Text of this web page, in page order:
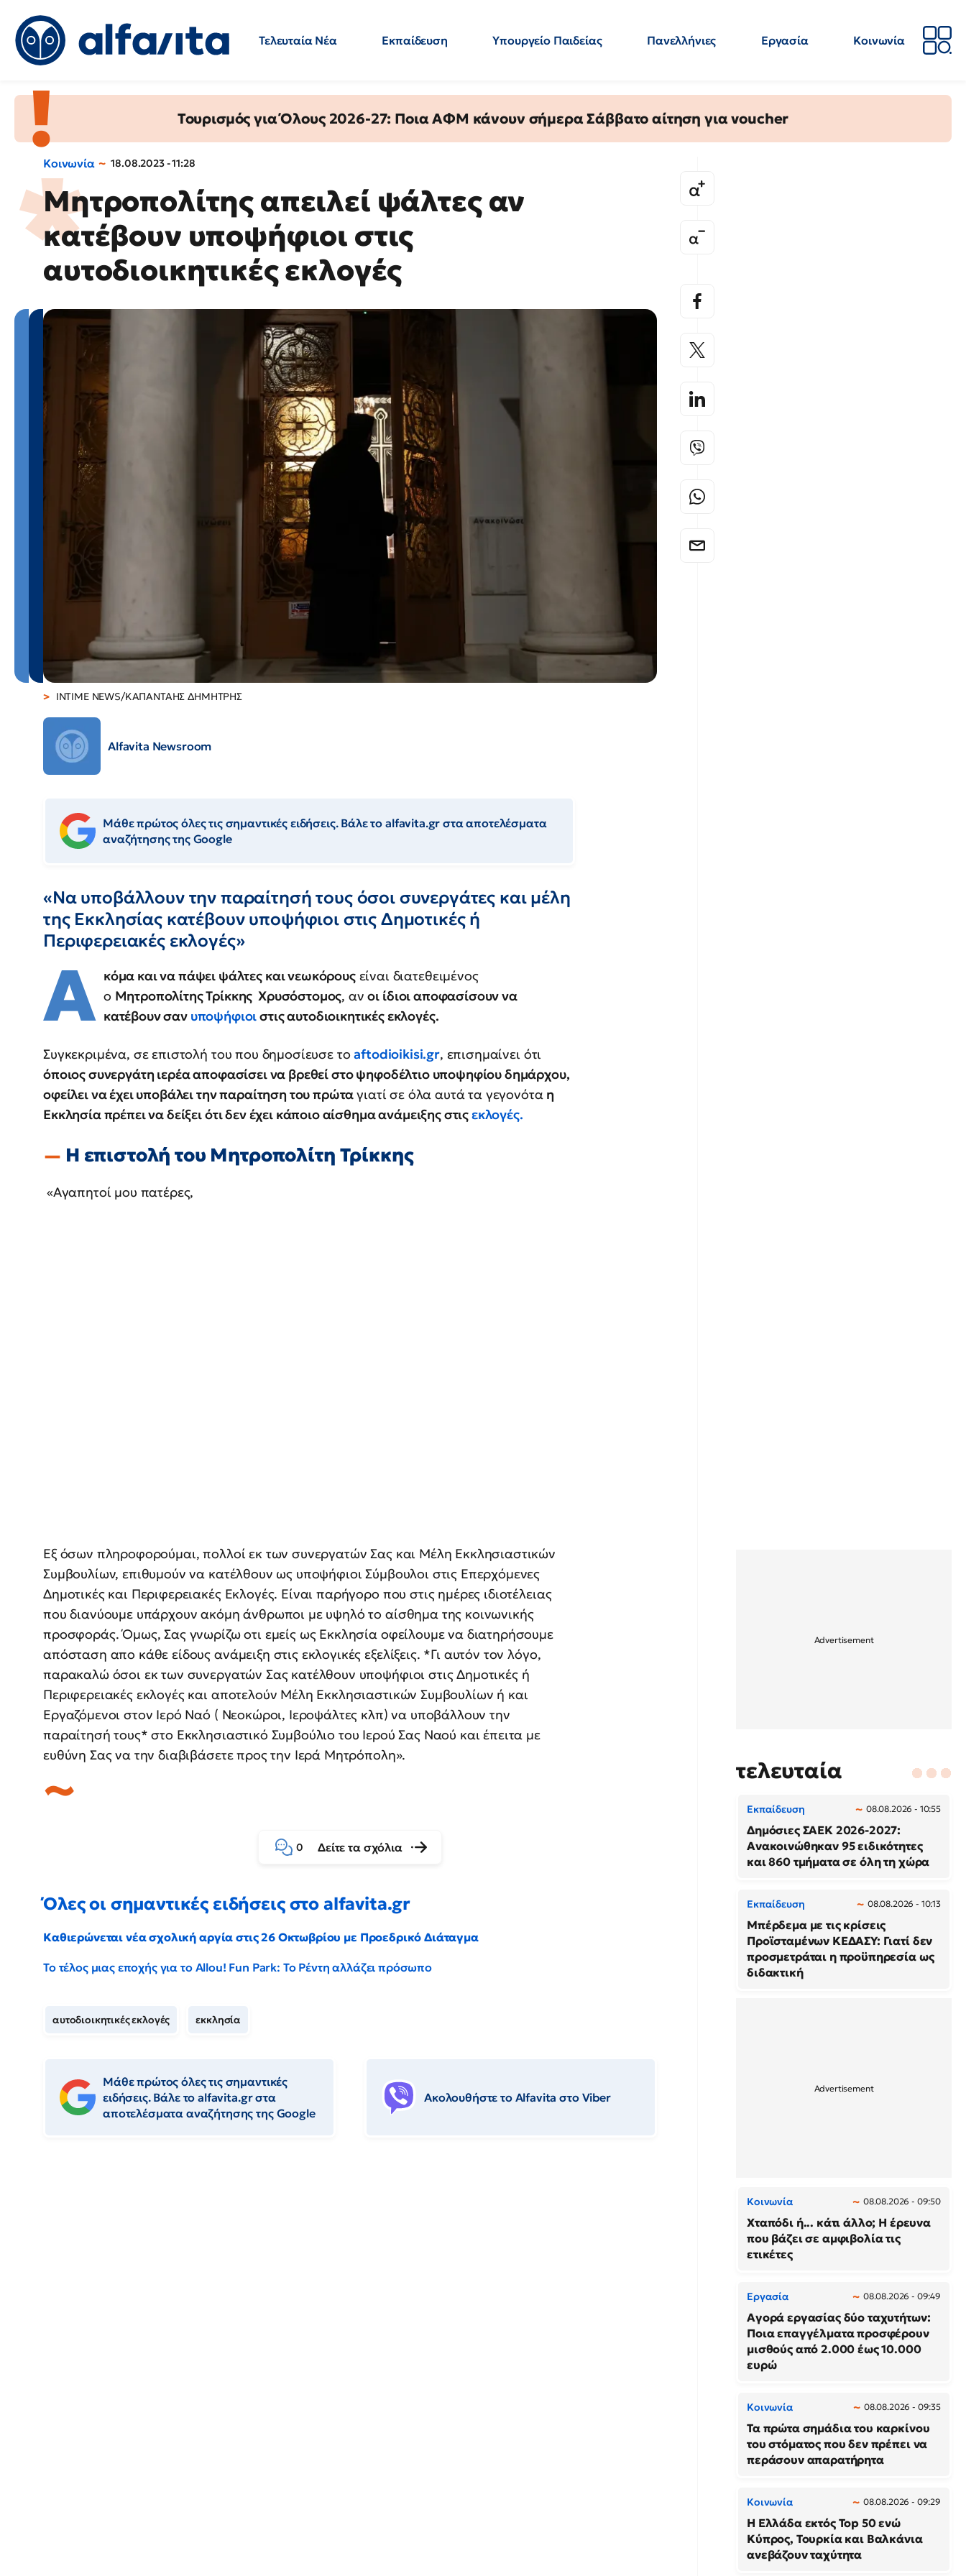
Τελευταία Νέα Εκπαίδευση Υπουργείο Παιδείας Πανελλήνιες Εργασία
Κοινωνία
Τουρισμός για Όλους 2026-27: Ποια ΑΦΜ κάνουν σήμερα Σάββατο αίτηση για voucher
Κοινωνία 18.08.2023 - 11:28
Μητροπολίτης απειλεί ψάλτες αν
κατέβουν υποψήφιοι στις
αυτοδιοικητικές εκλογές
INTIME NEWS/ΚΑΠΑΝΤΑΗΣ ΔΗΜΗΤΡΗΣ
Alfavita Newsroom
Μάθε πρώτος όλες τις σημαντικές ειδήσεις. Βάλε το alfavita.gr στα αποτελέσματα
αναζήτησης της Google
«Να υποβάλλουν την παραίτησή τους όσοι συνεργάτες και μέλη
της Εκκλησίας κατέβουν υποψήφιοι στις Δημοτικές ή
Περιφερειακές εκλογές»
Α κόμα και να πάψει ψάλτες και νεωκόρουςείναι διατεθειμένος
ο Μητροπολίτης Τρίκκης Χρυσόστομος, ανοι ίδιοι αποφασίσουν να
κατέβουν σαν υποψήφιοιστις αυτοδιοικητικές εκλογές.
Συγκεκριμένα, σε επιστολή του που δημοσίευσε τοaftodioikisi.gr, επισημαίνει ότι
όποιος συνεργάτη ιερέα αποφασίσει να βρεθεί στο ψηφοδέλτιο υποψηφίου δημάρχου,
οφείλει να έχει υποβάλει την παραίτηση του πρώταγιατί σε όλα αυτά τα γεγονότα η
Εκκλησία πρέπει να δείξει ότι δεν έχει κάποιο αίσθημα ανάμειξης στιςεκλογές.
Η επιστολή του Μητροπολίτη Τρίκκης
«Αγαπητοί μου πατέρες,
Εξ όσων πληροφορούμαι, πολλοί εκ των συνεργατών Σας και Μέλη Εκκλησιαστικών
Συμβουλίων, επιθυμούν να κατέλθουν ως υποψήφιοι Σύμβουλοι στις Επερχόμενες
Δημοτικές και Περιφερειακές Εκλογές. Είναι παρήγορο που στις ημέρες ιδιοτέλειας
που διανύουμε υπάρχουν ακόμη άνθρωποι με υψηλό το αίσθημα της κοινωνικής
προσφοράς. Όμως, Σας γνωρίζω οτι εμείς ως Εκκλησία οφείλουμε να διατηρήσουμε
απόσταση απο κάθε είδους ανάμειξη στις εκλογικές εξελίξεις. *Γι αυτόν τον λόγο,
παρακαλώ όσοι εκ των συνεργατών Σας κατέλθουν υποψήφιοι στις Δημοτικές ή
Περιφερειακές εκλογές και αποτελούν Μέλη Εκκλησιαστικών Συμβουλίων ή και
Εργαζόμενοι στον Ιερό Ναό ( Νεοκώροι, Ιεροψάλτες κλπ) να υποβάλλουν την
παραίτησή τους* στο Εκκλησιαστικό Συμβούλιο του Ιερού Σας Ναού και έπειτα με
ευθύνη Σας να την διαβιβάσετε προς την Ιερά Μητρόπολη».
0 Δείτε τα σχόλια
Όλες οι σημαντικές ειδήσεις στο alfavita.gr
Καθιερώνεται νέα σχολική αργία στις 26 Οκτωβρίου με Προεδρικό Διάταγμα
Το τέλος μιας εποχής για το Allou! Fun Park: Το Ρέντη αλλάζει πρόσωπο
αυτοδιοικητικές εκλογές εκκλησία
Μάθε πρώτος όλες τις σημαντικές
ειδήσεις. Βάλε το alfavita.gr στα
αποτελέσματα αναζήτησης της Google
Ακολουθήστε το Αlfavita στο Viber
τελευταία
Εκπαίδευση 08.08.2026 - 10:55
Δημόσιες ΣΑΕΚ 2026-2027:
Ανακοινώθηκαν 95 ειδικότητες
και 860 τμήματα σε όλη τη χώρα
Εκπαίδευση 08.08.2026 - 10:13
Μπέρδεμα με τις κρίσεις
Προϊσταμένων ΚΕΔΑΣΥ: Γιατί δεν
προσμετράται η προϋπηρεσία ως
διδακτική
Κοινωνία 08.08.2026 - 09:50
Χταπόδι ή... κάτι άλλο; Η έρευνα
που βάζει σε αμφιβολία τις
ετικέτες
Εργασία 08.08.2026 - 09:49
Αγορά εργασίας δύο ταχυτήτων:
Ποια επαγγέλματα προσφέρουν
μισθούς από 2.000 έως 10.000
ευρώ
Κοινωνία 08.08.2026 - 09:35
Τα πρώτα σημάδια του καρκίνου
του στόματος που δεν πρέπει να
περάσουν απαρατήρητα
Κοινωνία 08.08.2026 - 09:29
Η Ελλάδα εκτός Top 50 ενώ
Κύπρος, Τουρκία και Βαλκάνια
ανεβάζουν ταχύτητα